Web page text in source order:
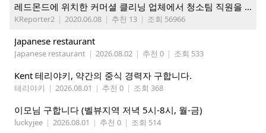
레드몬드에 위치한 커머셜 클리닝 업체에서 청소팀 직원을 모집합니다.
KReporter2 | 2020.06.08 | 추천 13 | 조회 56966
Japanese restaurant
Japanese restaurant | 2026.08.02 | 추천 0 | 조회 533
Kent 테리야키, 약간의 중식 경력자 구합니다.
테리야키 | 2026.08.01 | 추천 0 | 조회 368
이모님 구합니다 (벨뷰지역 저녁 5시-8시, 월-금)
luckyjee | 2026.08.01 | 추천 0 | 조회 514